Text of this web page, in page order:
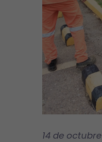
14 de octubre